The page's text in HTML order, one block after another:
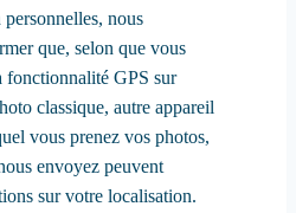
nous
que, selon que vous
fonctionnalité GPS sur
classique, autre appareil
vous prenez vos photos,
envoyez peuvent
sur votre localisation.